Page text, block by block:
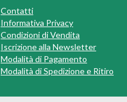
Contatti
Informativa Privacy
Condizioni di Vendita
Iscrizione alla Newsletter
Modalità di Pagamento
Modalità di Spedizione e Ritiro